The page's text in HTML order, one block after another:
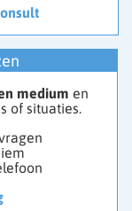
medium en
of situaties.